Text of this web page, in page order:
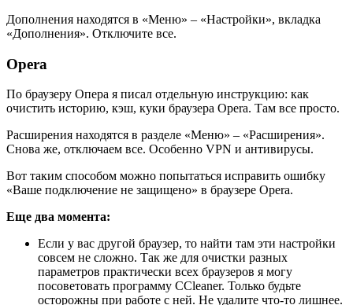
Дополнения находятся в «Меню» – «Настройки», вкладка
«Дополнения». Отключите все.
Opera
По браузеру Опера я писал отдельную инструкцию: как
очистить историю, кэш, куки браузера Opera. Там все просто.
Расширения находятся в разделе «Меню» – «Расширения».
Снова же, отключаем все. Особенно VPN и антивирусы.
Вот таким способом можно попытаться исправить ошибку
«Ваше подключение не защищено» в браузере Opera.
Еще два момента:
Если у вас другой браузер, то найти там эти настройки
совсем не сложно. Так же для очистки разных
параметров практически всех браузеров я могу
посоветовать программу CCleaner. Только будьте
осторожны при работе с ней. Не удалите что-то лишнее.